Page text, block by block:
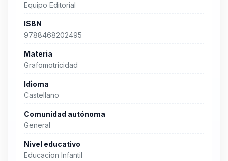
Equipo Editorial
ISBN
9788468202495
Materia
Grafomotricidad
Idioma
Castellano
Comunidad autónoma
General
Nivel educativo
Educacion Infantil